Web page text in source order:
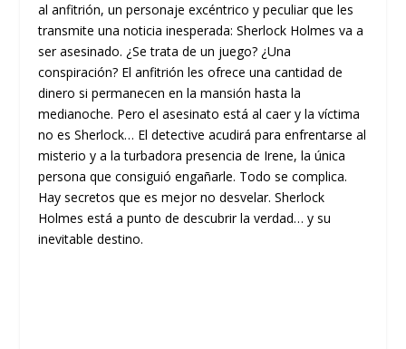
al anfitrión, un personaje excéntrico y peculiar que les
transmite una noticia inesperada: Sherlock Holmes va a
ser asesinado. ¿Se trata de un juego? ¿Una
conspiración? El anfitrión les ofrece una cantidad de
dinero si permanecen en la mansión hasta la
medianoche. Pero el asesinato está al caer y la víctima
no es Sherlock… El detective acudirá para enfrentarse al
misterio y a la turbadora presencia de Irene, la única
persona que consiguió engañarle. Todo se complica.
Hay secretos que es mejor no desvelar. Sherlock
Holmes está a punto de descubrir la verdad… y su
inevitable destino.